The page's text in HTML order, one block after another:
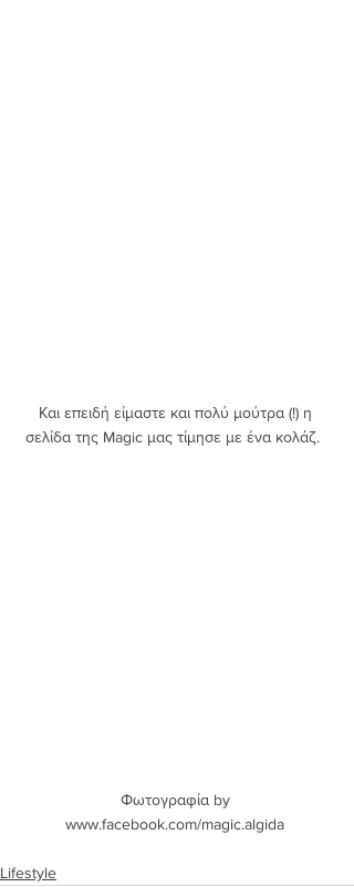
Και επειδή είμαστε και πολύ μούτρα (!) η
σελίδα της Magic μας τίμησε με ένα κολάζ.
Φωτογραφία by
www.facebook.com/magic.algida
Lifestyle